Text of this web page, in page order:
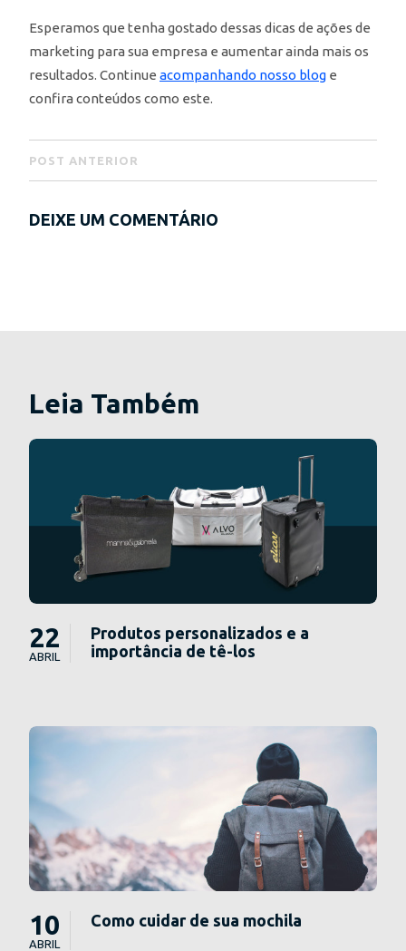
Esperamos que tenha gostado dessas dicas de ações de
marketing para sua empresa e aumentar ainda mais os
resultados. Continue acompanhando nosso blog e
confira conteúdos como este.
POST ANTERIOR
DEIXE UM COMENTÁRIO
Leia Também
22
ABRIL
Produtos personalizados e a
importância de tê-los
10
ABRIL
Como cuidar de sua mochila